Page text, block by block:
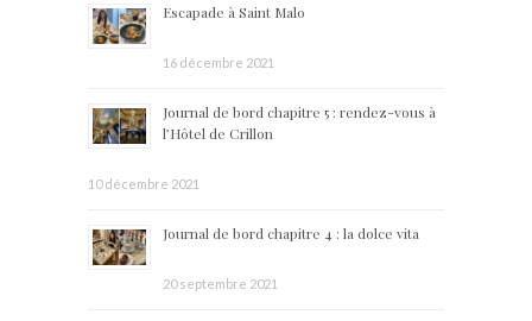
Escapade à Saint Malo
16 décembre 2021
Journal de bord chapitre 5 : rendez-vous à
l’Hôtel de Crillon
10 décembre 2021
Journal de bord chapitre 4 : la dolce vita
20 septembre 2021